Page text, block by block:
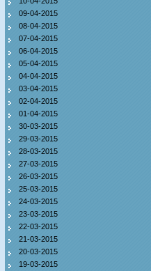
09-04-2015
08-04-2015
07-04-2015
06-04-2015
05-04-2015
04-04-2015
03-04-2015
02-04-2015
01-04-2015
30-03-2015
29-03-2015
28-03-2015
27-03-2015
26-03-2015
25-03-2015
24-03-2015
23-03-2015
22-03-2015
21-03-2015
20-03-2015
19-03-2015